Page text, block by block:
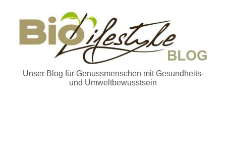
Unser Blog für Genussmenschen mit Gesundheits-
und Umweltbewusstsein